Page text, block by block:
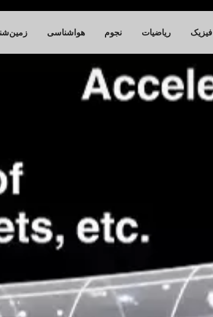
هواشناسی نجوم ریاضیات فیزیک